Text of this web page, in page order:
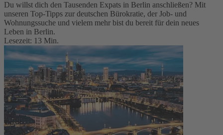
Du willst dich den Tausenden Expats in Berlin anschließen? Mit
unseren Top-Tipps zur deutschen Bürokratie, der Job- und
Wohnungssuche und vielem mehr bist du bereit für dein neues
Leben in Berlin.
Lesezeit: 13 Min.